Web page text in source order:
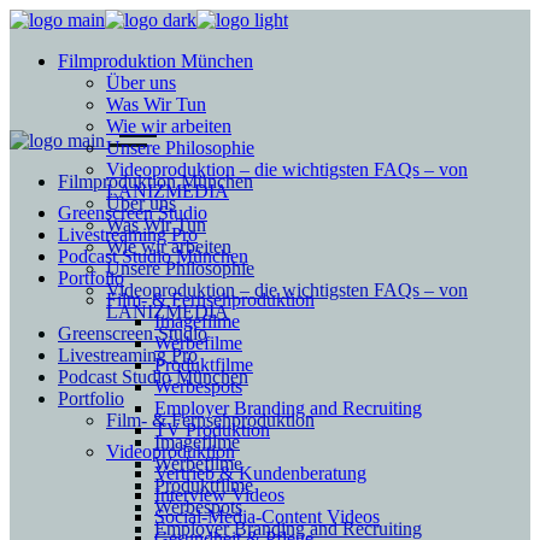
Filmproduktion München
Über uns
Was Wir Tun
Wie wir arbeiten
Unsere Philosophie
Videoproduktion – die wichtigsten FAQs – von
LANIZMEDIA
Greenscreen Studio
Livestreaming Pro
Podcast Studio München
Portfolio
Film- & Fernsehproduktion
Imagefilme
Werbefilme
Produktfilme
Werbespots
Employer Branding and Recruiting
TV Produktion
Videoproduktion
Vertrieb & Kundenberatung
Interview Videos
Social-Media-Content Videos
Filmproduktion München
Über uns
Was Wir Tun
Wie wir arbeiten
Unsere Philosophie
Videoproduktion – die wichtigsten FAQs – von
LANIZMEDIA
Greenscreen Studio
Livestreaming Pro
Podcast Studio München
Portfolio
Film- & Fernsehproduktion
Imagefilme
Werbefilme
Produktfilme
Werbespots
Employer Branding and Recruiting